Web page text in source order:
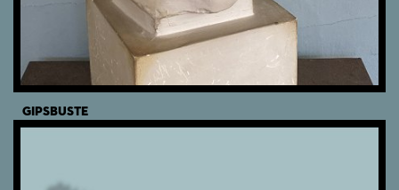
GIPSBUSTE